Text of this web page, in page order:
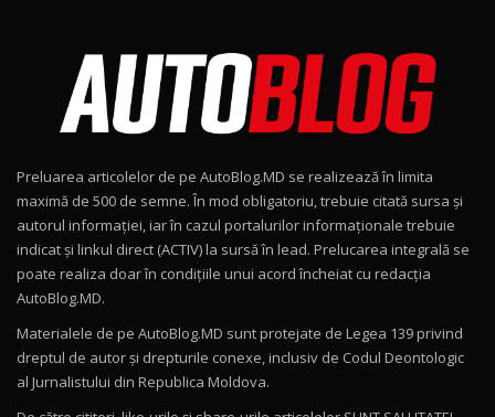
15:08
Noul Geely EX2 / Test Drive AutoBlog.MD
15:22
Mercedes-AMG E 53 HYBRID 4MATIC+ / Test
Drive AutoBlog.MD
16:27
11
Noul Volvo ES90 / Test Drive AutoBlog.MD
12
Noul MG HS / Test Drive AutoBlog.MD
16:48
Preluarea articolelor de pe AutoBlog.MD se realizează în limita
maximă de 500 de semne. În mod obligatoriu, trebuie citată sursa și
autorul informației, iar în cazul portalurilor informaționale trebuie
indicat și linkul direct (ACTIV) la sursă în lead. Prelucarea integrală se
poate realiza doar în condițiile unui acord încheiat cu redacţia
AutoBlog.MD.
Materialele de pe AutoBlog.MD sunt protejate de Legea 139 privind
dreptul de autor și drepturile conexe, inclusiv de Codul Deontologic
al Jurnalistului din Republica Moldova.